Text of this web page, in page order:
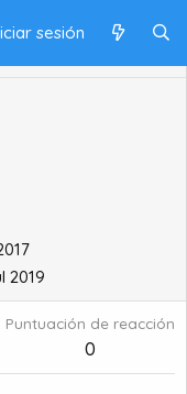
sesión
2019
Puntuación de reacción
0